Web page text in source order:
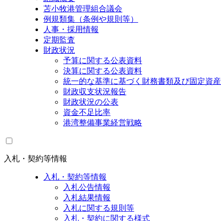
苫小牧港管理組合議会
例規類集（条例や規則等）
人事・採用情報
定期監査
財政状況
予算に関する公表資料
決算に関する公表資料
統一的な基準に基づく財務書類及び固定資
財政収支状況報告
財政状況の公表
資金不足比率
港湾整備事業経営戦略
入札・契約等情報
入札・契約等情報
入札公告情報
入札結果情報
入札に関する規則等
入札・契約に関する様式